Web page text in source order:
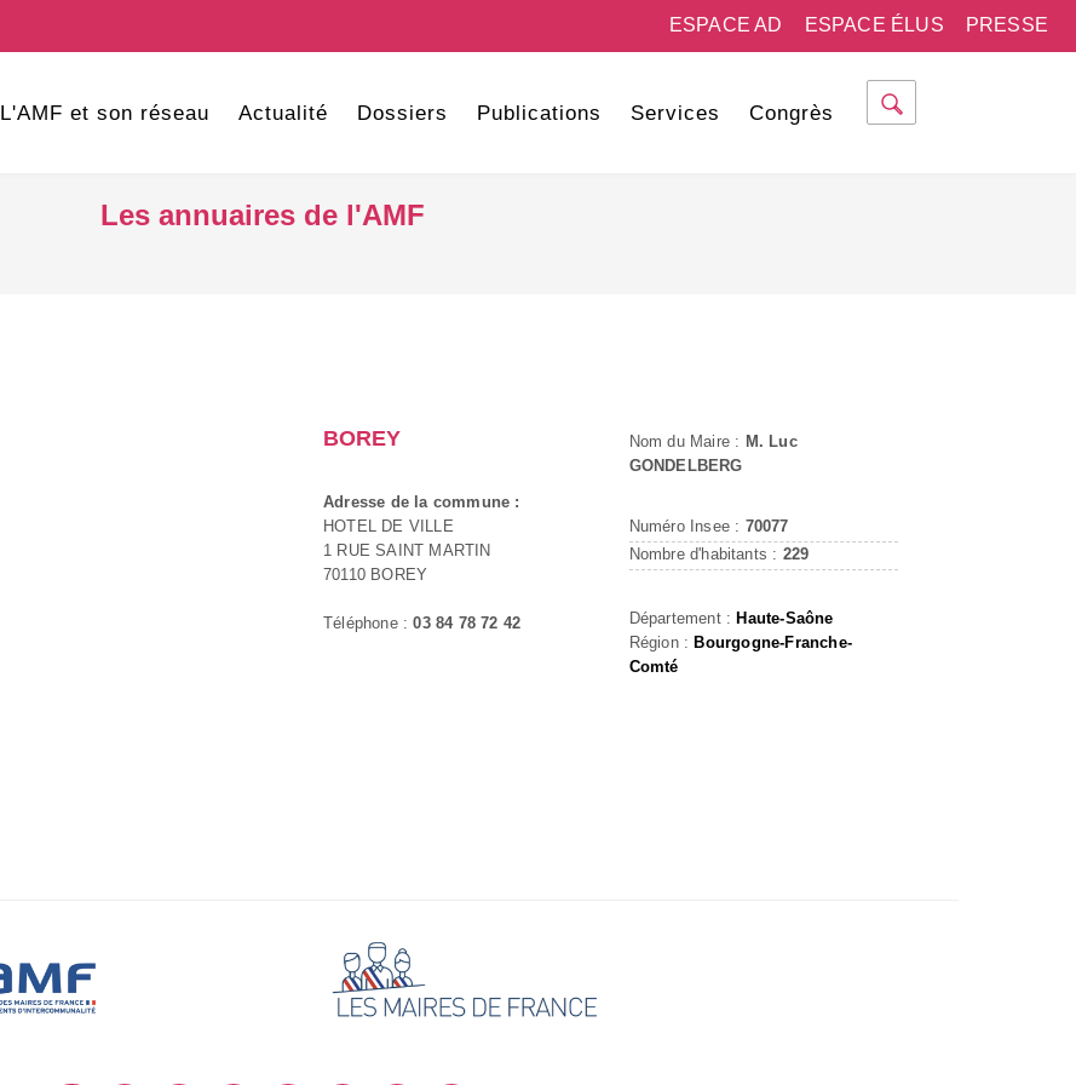
PRESSE
ESPACE ÉLUS
ESPACE AD
L'AMF et son réseau Actualité Dossiers Publications Services Congrès
Les annuaires de l'AMF
BOREY
Adresse de la commune :
HOTEL DE VILLE
1 RUE SAINT MARTIN
70110 BOREY
Téléphone :03 84 78 72 42
Nom du Maire : M. Luc
GONDELBERG
Numéro Insee : 70077
Nombre d'habitants : 229
Département : Haute-Saône
Région : Bourgogne-Franche-
Comté